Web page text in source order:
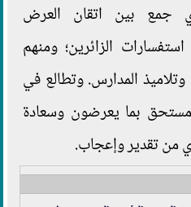
جمع بين اتقان العرض
الزائرين؛ ومنهم
المدارس. وتطالع في
بما يعرضون وسعادة
من تقدير وإعجاب.